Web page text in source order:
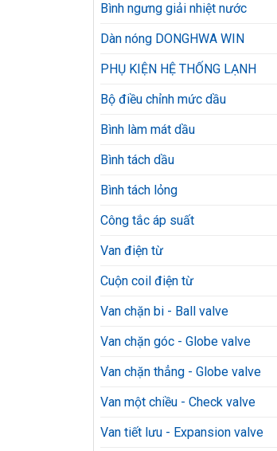
Bình ngưng giải nhiệt nước
Dàn nóng DONGHWA WIN
PHỤ KIỆN HỆ THỐNG LẠNH
Bộ điều chỉnh mức dầu
Bình làm mát dầu
Bình tách dầu
Bình tách lỏng
Công tắc áp suất
Van điện từ
Cuộn coil điện từ
Van chặn bi - Ball valve
Van chặn góc - Globe valve
Van chặn thẳng - Globe valve
Van một chiều - Check valve
Van tiết lưu - Expansion valve